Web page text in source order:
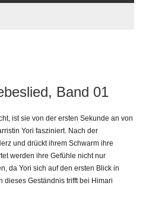
Band 01
ist sie von der ersten Sekunde an von
Yori fasziniert. Nach der
und drückt ihrem Schwarm ihre
werden ihre Gefühle nicht nur
da Yori sich auf den ersten Blick in
dieses Geständnis trifft bei Himari